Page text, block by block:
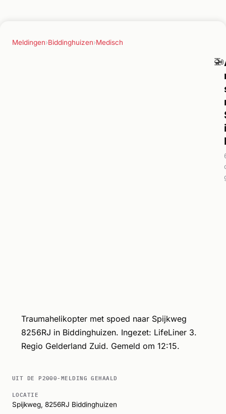
Meldingen›Biddinghuizen›Medisch
🚁
Traumahelikopter met spoed naar Spijkweg
8256RJ in Biddinghuizen. Ingezet: LifeLiner 3.
Regio Gelderland Zuid. Gemeld om 12:15.
UIT DE P2000-MELDING GEHAALD
LOCATIE
Spijkweg, 8256RJ Biddinghuizen